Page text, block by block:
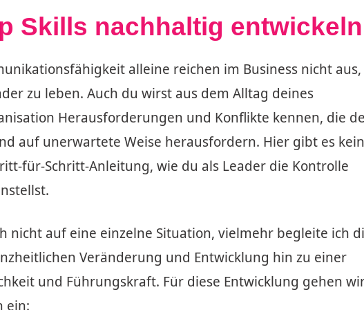
Skills nachhaltig entwickeln
alleine reichen im Business nicht
zu leben. Auch du wirst aus dem Alltag deines
Herausforderungen und Konflikte kennen, die
auf unerwartete Weise herausfordern. Hier gibt es
für-Schritt-Anleitung, wie du als Leader die Kontrolle
nicht auf eine einzelne Situation, vielmehr begleite ich
Veränderung und Entwicklung hin zu einer
und Führungskraft. Für diese Entwicklung gehen
ein: